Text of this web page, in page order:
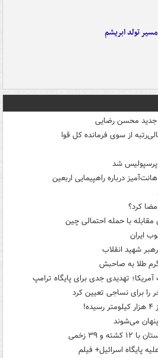
تولد ابریشم
محسن رضایی
از سوی فرمانده کل قوا
پرسپولیس شد
درباره راهپیمایی اربعین
کرد؟
مقابله با حمله احتمالی چین
ایران
شهید انقلاب
طلا به صاحبش
آمریکا؛ تهدیدی جدی برای پایگاه ترامپ
را برای نساجی تعیین کرد
پنهان می‌شوند
و ۳۹ زخمی
پایگاه اسرائیل+ فیلم